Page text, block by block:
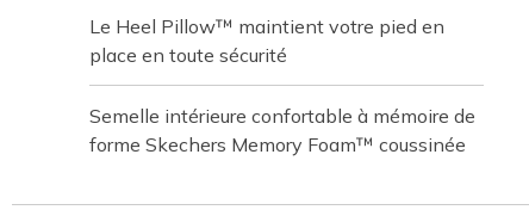
Le Heel Pillow™ maintient votre pied en
place en toute sécurité
Semelle intérieure confortable à mémoire de
forme Skechers Memory Foam™ coussinée